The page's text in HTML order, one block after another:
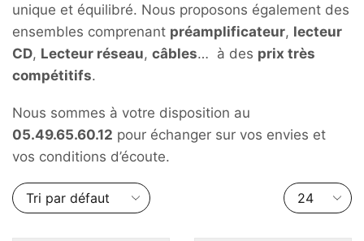
unique et équilibré. Nous proposons également des
ensembles comprenant préamplificateur, lecteur
CD, Lecteur réseau, câbles… à des prix très
compétitifs.
Nous sommes à votre disposition au
05.49.65.60.12 pour échanger sur vos envies et
vos conditions d’écoute.
Nombre
de